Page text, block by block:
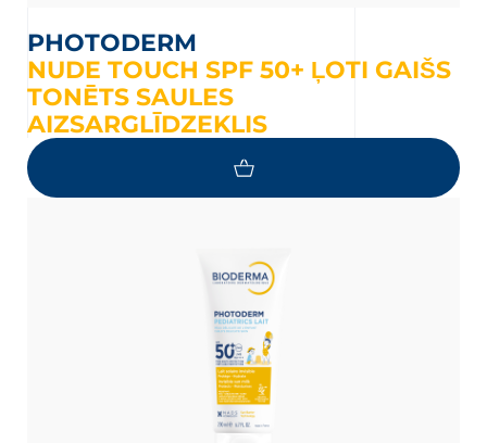
PHOTODERM
NUDE TOUCH SPF 50+ ĻOTI GAIŠS
TONĒTS SAULES
AIZSARGLĪDZEKLIS